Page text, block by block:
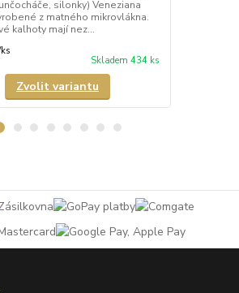
silonky) Veneziana
z matného mikrovlákna.
kalhoty mají nez...
ks
Skladem 434 ks
Zvolit variantu